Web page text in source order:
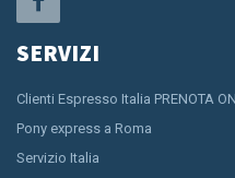
SERVIZI
Clienti Espresso Italia PRENOTA
Pony express a Roma
Servizio Italia